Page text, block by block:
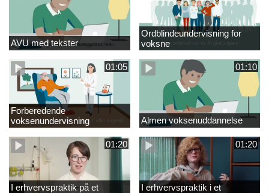
AVU med tekster
Ordblindeundervisning for
voksne
01:05
Forberedende
voksenundervisning
01:10
Almen voksenuddannelse
01:20
I erhvervspraktik på et
01:20
I erhvervspraktik i et